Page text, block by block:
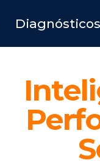
Diagnósticos